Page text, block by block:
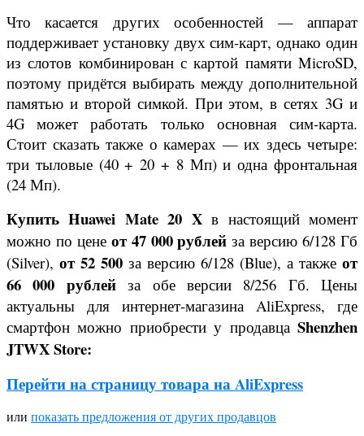
Что касается других особенностей — аппарат
поддерживает установку двух сим-карт, однако один
из слотов комбинирован с картой памяти MicroSD,
поэтому придётся выбирать между дополнительной
памятью и второй симкой. При этом, в сетях 3G и
4G может работать только основная сим-карта.
Стоит сказать также о камерах — их здесь четыре:
три тыловые (40 + 20 + 8 Мп) и одна фронтальная
(24 Мп).
Купить Huawei Mate 20 Xв настоящий момент
можно по цене от 47 000 рублей за версию 6/128 Гб
(Silver), от 52 500 за версию 6/128 (Blue), а также от
66 000 рублейза обе версии 8/256 Гб. Цены
актуальны для интернет-магазина AliExpress, где
смартфон можно приобрести у продавца Shenzhen
JTWX Store:
Перейти на страницу товара на AliExpress
или показать предложения от других продавцов